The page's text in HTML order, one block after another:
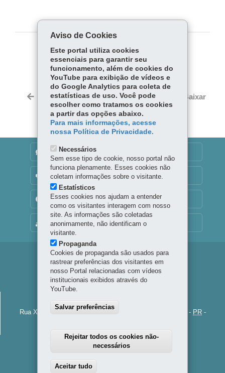
COMPARTILHE:
Fa
ce
bo
ok
Tw
er
W
ha
ts
Ap
Voltar Início Imprimir Baixar
MAPA DO SITE
DENUNCIE CORRUPÇÃO
OUVIDORIA
TRANSPARÊNCIA INSTITUCIONAL
Navegação
Principal
Palco
Paraná
Rua XV de Novembro, 971 - Centro - PR -
41 3304-7900 / 3331-7400
Aviso de Cookies
Este portal utiliza cookies
essenciais para garantir seu
funcionamento, além de cookies do
YouTube para exibição de vídeos e
do Google Analytics para coleta de
estatísticas de uso. Você pode
escolher como tratamos os cookies
a partir das opções abaixo.
Para mais informações, acesse
nossa Política de Privacidade.
Necessários
Sem esse tipo de cookie, nosso portal não
funciona plenamente. Esses cookies não
coletam informações sobre o visitante.
Estatísticos
Esses cookies nos ajudam a entender
como os visitantes interagem com nosso
site. As informações são coletadas
anonimamente, não identificam o
visitante.
Propaganda
Cookies de propaganda são usados para
rastrear preferências dos visitantes em
nosso Portal relacionadas com vídeos
institucionais exibidos através do
YouTube.
Salvar preferências
Rejeitar todos os cookies não-
necessários
Aceitar tudo